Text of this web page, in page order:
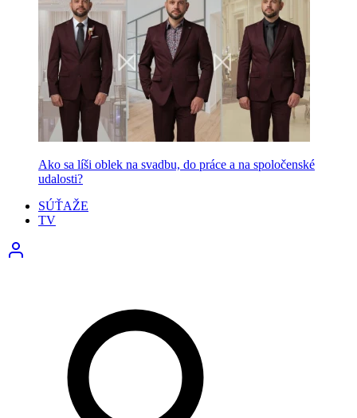
Ako sa líši oblek na svadbu, do práce a na spoločenské
udalosti?
SÚŤAŽE
TV